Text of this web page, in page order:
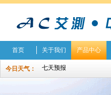
首页 关于我们 产品中心
今日天气：